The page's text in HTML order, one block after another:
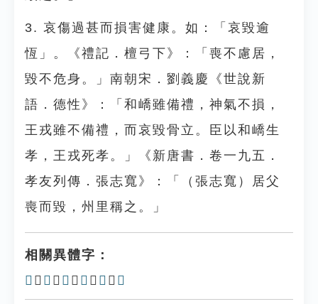
3. 哀傷過甚而損害健康。如：「哀毀逾
恆」。《禮記．檀弓下》：「喪不慮居，
毀不危身。」南朝宋．劉義慶《世說新
語．德性》：「和嶠雖備禮，神氣不損，
王戎雖不備禮，而哀毀骨立。臣以和嶠生
孝，王戎死孝。」《新唐書．卷一九五．
孝友列傳．張志寬》：「（張志寬）居父
喪而毀，州里稱之。」
相關異體字：
𡒂 、 𢾌 、 毁 、 𣪷 、 䃣 、 䛼